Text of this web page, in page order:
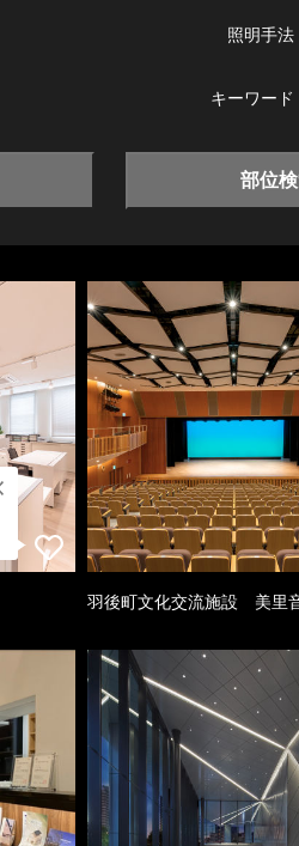
照明手法
キーワード
部位
羽後町文化交流施設 美里